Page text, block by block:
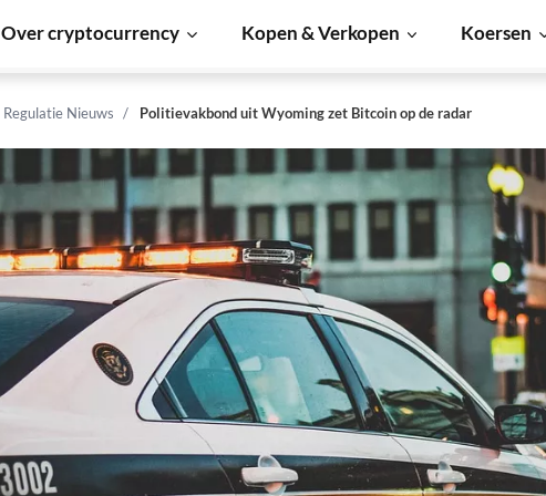
Over cryptocurrency Kopen & Verkopen Koersen
Regulatie Nieuws Politievakbond uit Wyoming zet Bitcoin op de radar